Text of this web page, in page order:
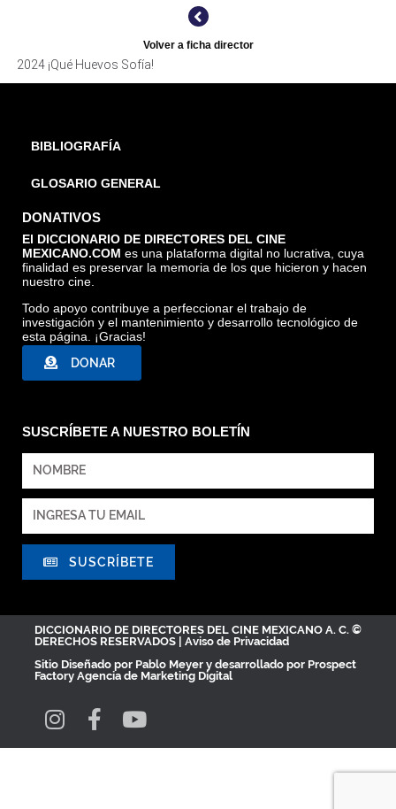
Volver a ficha director
2024 ¡Qué Huevos Sofía!
BIBLIOGRAFÍA
GLOSARIO GENERAL
DONATIVOS
El DICCIONARIO DE DIRECTORES DEL CINE
MEXICANO.COM es una plataforma digital no lucrativa, cuya
finalidad es preservar la memoria de los que hicieron y hacen
nuestro cine.
Todo apoyo contribuye a perfeccionar el trabajo de
investigación y el mantenimiento y desarrollo tecnológico de
esta página. ¡Gracias!
DONAR
SUSCRÍBETE A NUESTRO BOLETÍN
SUSCRÍBETE
DICCIONARIO DE DIRECTORES DEL CINE MEXICANO A. C. ©
DERECHOS RESERVADOS | Aviso de Privacidad
Sitio Diseñado por Pablo Meyer y desarrollado por Prospect
Factory Agencia de Marketing Digital